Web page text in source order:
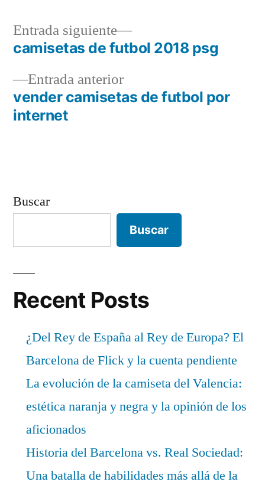
Navegación
de
entradas
Entrada anteriorEntrada
anterior:
vender camisetas de futbol por
internet
Entrada siguiente
Entrada
siguiente:
camisetas de futbol 2018 psg
Buscar
Buscar
Recent Posts
¿Del Rey de España al Rey de Europa? El
Barcelona de Flick y la cuenta pendiente
La evolución de la camiseta del Valencia:
estética naranja y negra y la opinión de los
aficionados
Historia del Barcelona vs. Real Sociedad:
Una batalla de habilidades más allá de la